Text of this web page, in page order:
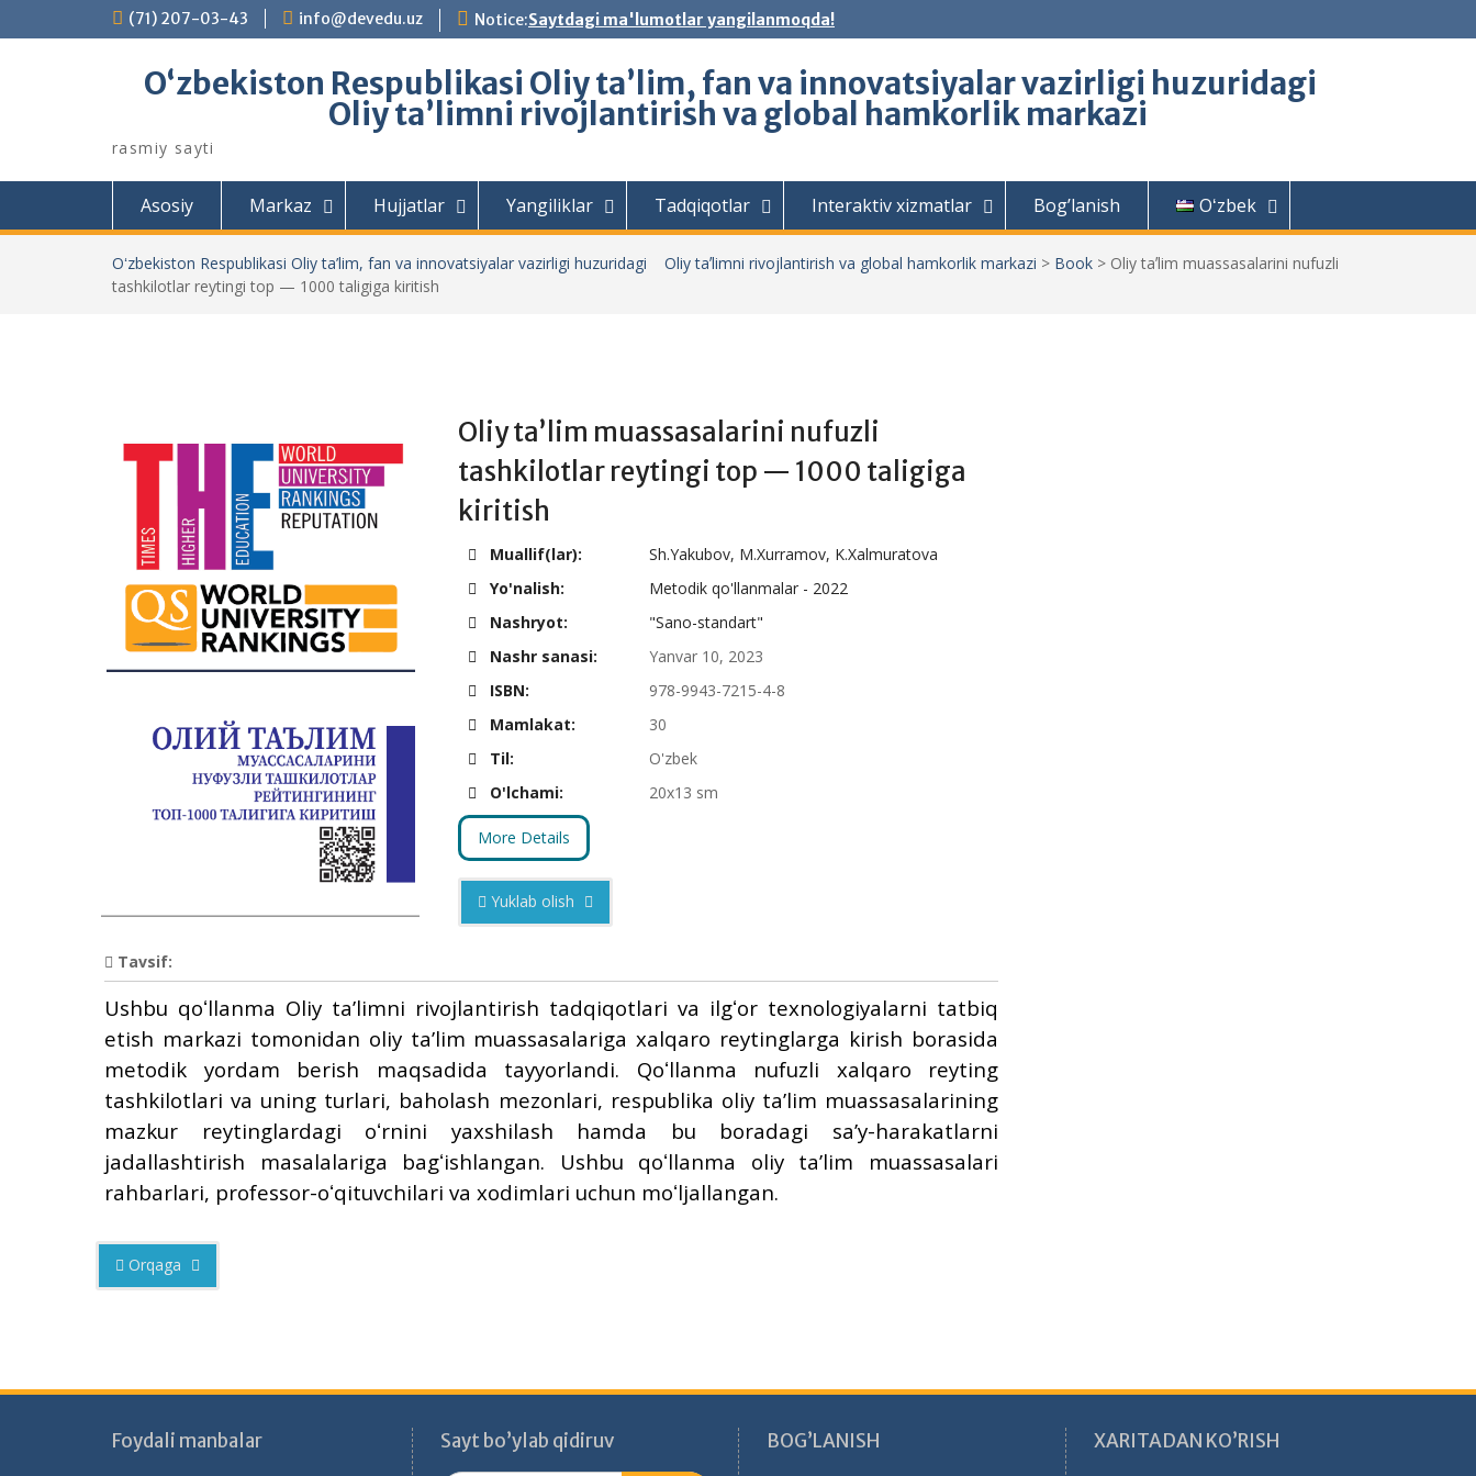
to
(71) 207-03-43 info@devedu.uz Notice:Saytdagi ma'lumotlar yangilanmoqda!
Oʻzbekiston Respublikasi Oliy ta’lim, fan va innovatsiyalar vazirligi huzuridagi
Oliy taʼlimni rivojlantirish va global hamkorlik markazi
rasmiy sayti
Asosiy Markaz Hujjatlar Yangiliklar Tadqiqotlar Interaktiv xizmatlar Bog’lanish Oʻzbek
Oʻzbekiston Respublikasi Oliy ta’lim, fan va innovatsiyalar vazirligi huzuridagi Oliy taʼlimni rivojlantirish va global hamkorlik markazi > Book > Oliy taʼlim muassasalarini nufuzli
tashkilotlar reytingi top — 1000 taligiga kiritish
Oliy taʼlim muassasalarini nufuzli
tashkilotlar reytingi top — 1000 taligiga
kiritish
Muallif(lar):
Sh.Yakubov, M.Xurramov, K.Xalmuratova
Yo'nalish:
Metodik qo'llanmalar - 2022
Nashryot:
"Sano-standart"
Nashr sanasi:
Yanvar 10, 2023
ISBN:
978-9943-7215-4-8
Mamlakat:
30
Til:
O'zbek
O'lchami:
20x13 sm
More Details
Yuklab olish
Tavsif:
Ushbu qoʻllanma Oliy taʼlimni rivojlantirish tadqiqotlari va ilgʻor texnologiyalarni tatbiq
etish markazi tomonidan oliy taʼlim muassasalariga xalqaro reytinglarga kirish borasida
metodik yordam berish maqsadida tayyorlandi. Qoʻllanma nufuzli xalqaro reyting
tashkilotlari va uning turlari, baholash mezonlari, respublika oliy taʼlim muassasalarining
mazkur reytinglardagi oʻrnini yaxshilash hamda bu boradagi saʼy-harakatlarni
jadallashtirish masalalariga bagʻishlangan. Ushbu qoʻllanma oliy taʼlim muassasalari
rahbarlari, professor-oʻqituvchilari va xodimlari uchun moʻljallangan.
Orqaga
Foydali manbalar Sayt bo’ylab qidiruv BOG’LANISH XARITADAN KO’RISH